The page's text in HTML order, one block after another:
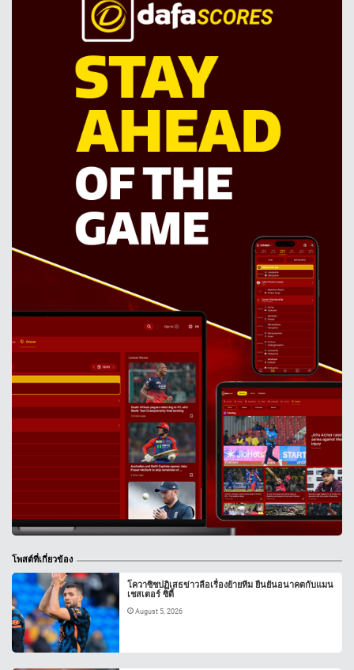
โพสต์ที่เกี่ยวข้อง
โควาซิชปฏิเสธข่าวลือเรื่องย้ายทีม ยืนยันอนาคตกับแมน
เชสเตอร์ ซิตี้
August 5, 2026